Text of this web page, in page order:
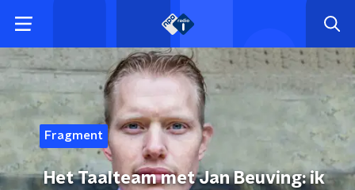
Fragment
Het Taalteam met Jan Beuving: ik